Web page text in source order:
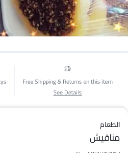
1/1
Free Shipping & Returns on this item
See Details
الطعام
مناقيش